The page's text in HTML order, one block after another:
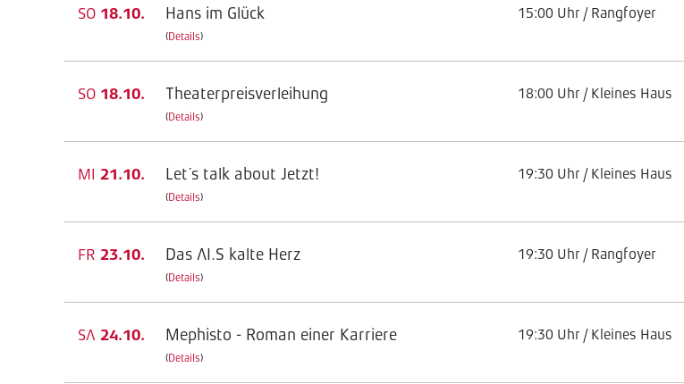
SO 18.10. Hans im Glück
(Details)
15:00 Uhr / Rangfoyer
SO 18.10. Theaterpreisverleihung
(Details)
18:00 Uhr / Kleines Haus
MI 21.10. Let´s talk about Jetzt!
(Details)
19:30 Uhr / Kleines Haus
FR 23.10. Das AI.S kalte Herz
(Details)
19:30 Uhr / Rangfoyer
SA 24.10. Mephisto - Roman einer Karriere
(Details)
19:30 Uhr / Kleines Haus